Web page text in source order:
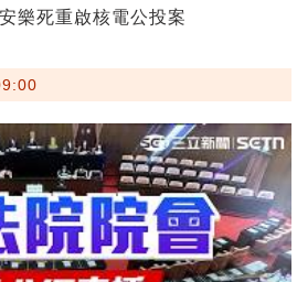
樂死重啟核電公投案